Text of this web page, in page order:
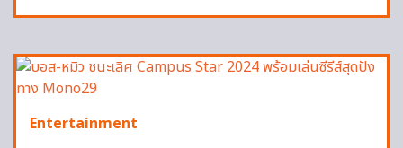
Entertainment